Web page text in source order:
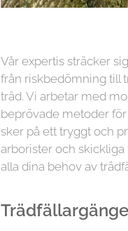
Vår expertis sträcker
från riskbedömning till
träd. Vi arbetar med
beprövade metoder
sker på ett tryggt och
arborister och
alla dina behov av